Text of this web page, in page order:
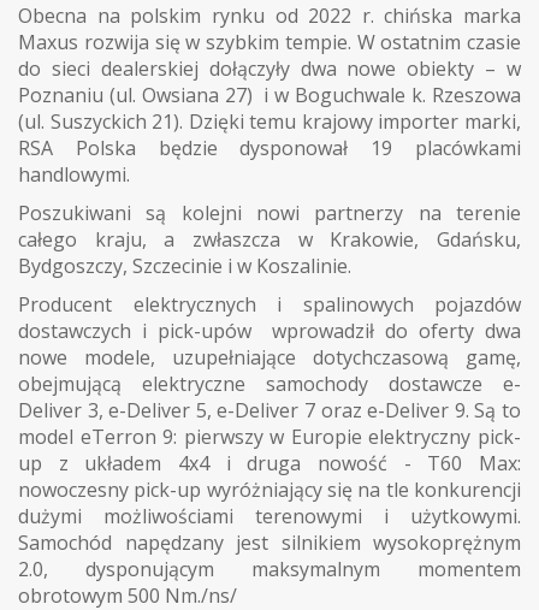
Obecna na polskim rynku od 2022 r. chińska marka
Maxus rozwija się w szybkim tempie. W ostatnim czasie
do sieci dealerskiej dołączyły dwa nowe obiekty – w
Poznaniu (ul. Owsiana 27) i w Boguchwale k. Rzeszowa
(ul. Suszyckich 21). Dzięki temu krajowy importer marki,
RSA Polska będzie dysponował 19 placówkami
handlowymi.
Poszukiwani są kolejni nowi partnerzy na terenie
całego kraju, a zwłaszcza w Krakowie, Gdańsku,
Bydgoszczy, Szczecinie i w Koszalinie.
Producent elektrycznych i spalinowych pojazdów
dostawczych i pick-upów wprowadził do oferty dwa
nowe modele, uzupełniające dotychczasową gamę,
obejmującą elektryczne samochody dostawcze e-
Deliver 3, e-Deliver 5, e-Deliver 7 oraz e-Deliver 9. Są to
model eTerron 9: pierwszy w Europie elektryczny pick-
up z układem 4x4 i druga nowość - T60 Max:
nowoczesny pick-up wyróżniający się na tle konkurencji
dużymi możliwościami terenowymi i użytkowymi.
Samochód napędzany jest silnikiem wysokoprężnym
2.0, dysponującym maksymalnym momentem
obrotowym 500 Nm./ns/